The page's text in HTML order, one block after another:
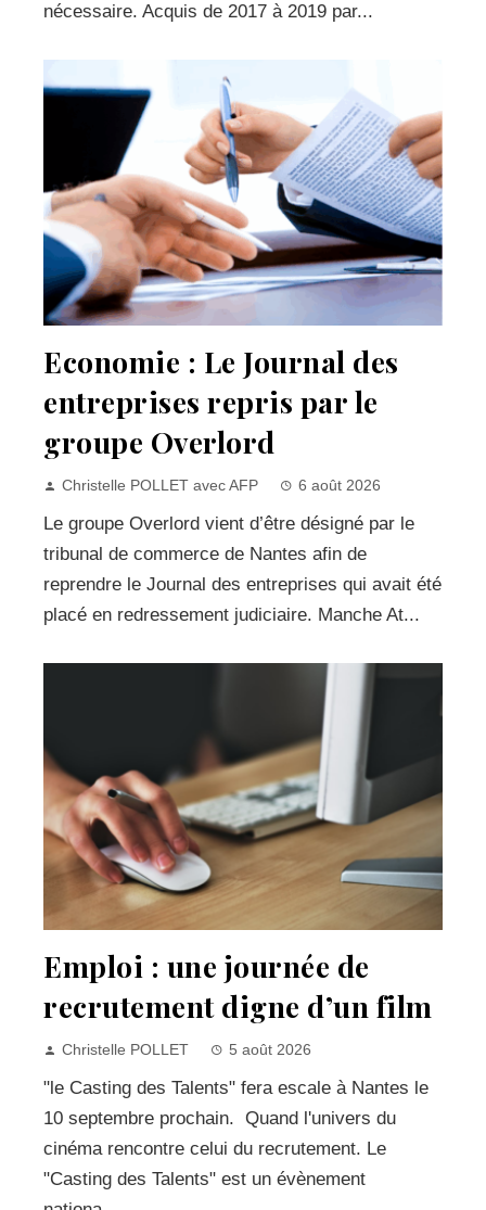
nécessaire. Acquis de 2017 à 2019 par...
Economie : Le Journal des
entreprises repris par le
groupe Overlord
Christelle POLLET avec AFP 6 août 2026
Le groupe Overlord vient d’être désigné par le
tribunal de commerce de Nantes afin de
reprendre le Journal des entreprises qui avait été
placé en redressement judiciaire. Manche At...
Emploi : une journée de
recrutement digne d’un film
Christelle POLLET 5 août 2026
"le Casting des Talents" fera escale à Nantes le
10 septembre prochain. Quand l'univers du
cinéma rencontre celui du recrutement. Le
"Casting des Talents" est un évènement